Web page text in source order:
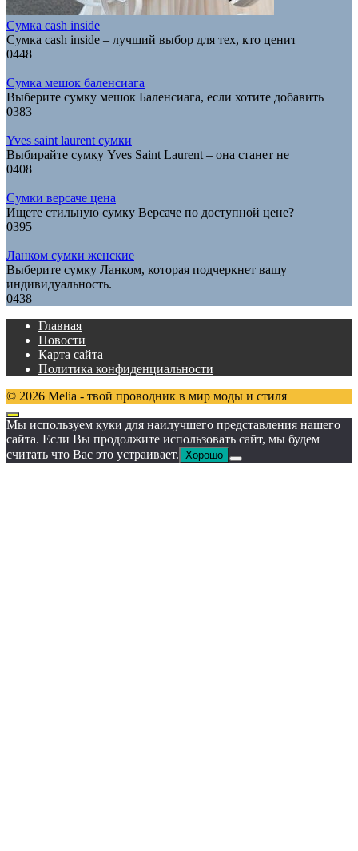
Сумка cash inside
Сумка cash inside – лучший выбор для тех, кто ценит
0448
Сумка мешок баленсиага
Выберите сумку мешок Баленсиага, если хотите добавить
0383
Yves saint laurent сумки
Выбирайте сумку Yves Saint Laurent – она станет не
0408
Сумки версаче цена
Ищете стильную сумку Версаче по доступной цене?
0395
Ланком сумки женские
Выберите сумку Ланком, которая подчеркнет вашу
индивидуальность.
0438
Главная
Новости
Карта сайта
Политика конфиденциальности
© 2026 Melia - твой проводник в мир моды и стиля
Мы используем куки для наилучшего представления нашего
сайта. Если Вы продолжите использовать сайт, мы будем
считать что Вас это устраивает. Хорошо